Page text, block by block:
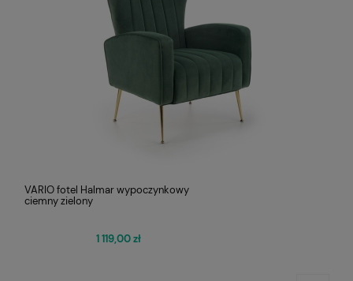
VARIO fotel Halmar wypoczynkowy
ciemny zielony
1 119,00 zł